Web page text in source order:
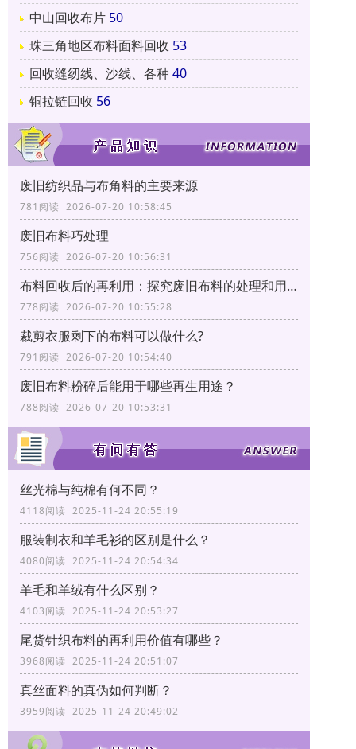
中山回收布片 50
珠三角地区布料面料回收 53
回收缝纫线、沙线、各种 40
铜拉链回收 56
废旧纺织品与布角料的主要来源
781阅读 2026-07-20 10:58:45
废旧布料巧处理
756阅读 2026-07-20 10:56:31
布料回收后的再利用：探究废旧布料的处理和用途
778阅读 2026-07-20 10:55:28
裁剪衣服剩下的布料可以做什么?
791阅读 2026-07-20 10:54:40
废旧布料粉碎后能用于哪些再生用途？
788阅读 2026-07-20 10:53:31
丝光棉与纯棉有何不同？
4118阅读 2025-11-24 20:55:19
服装制衣和羊毛衫的区别是什么？
4080阅读 2025-11-24 20:54:34
羊毛和羊绒有什么区别？
4103阅读 2025-11-24 20:53:27
尾货针织布料的再利用价值有哪些？
3968阅读 2025-11-24 20:51:07
真丝面料的真伪如何判断？
3959阅读 2025-11-24 20:49:02